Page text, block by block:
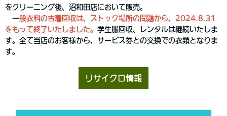
をクリーニング後、沼和田店において販売。
一般衣料の古着回収は、ストック場所の問題から、2024.8.31
をもって終了いたしました。 学生服回収、レンタルは継続いたしま
す。全て当店のお客様から、サービス券との交換での衣類となりま
す。
リサイクロ情報